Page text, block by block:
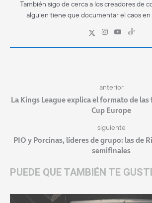
También sigo de cerca a los creadores de
alguien tiene que documentar el caos en
anterior
La Kings League explica el formato de
Cup Europe
siguiente
PIO y Porcinas, líderes de grupo: las de
semifinales
PUEDE QUE TAMBIÉN TE